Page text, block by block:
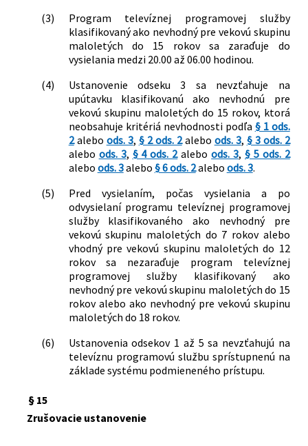
(3)
Program televíznej programovej služby
klasifikovaný ako nevhodný pre vekovú skupinu
maloletých do 15 rokov sa zaraďuje do
vysielania medzi 20.00 až 06.00 hodinou.
(4)
Ustanovenie odseku 3 sa nevzťahuje na
upútavku klasifikovanú ako nevhodnú pre
vekovú skupinu maloletých do 15 rokov, ktorá
neobsahuje kritériá nevhodnosti podľa § 1 ods.
2alebo ods. 3, § 2 ods. 2alebo ods. 3, § 3 ods. 2
alebo ods. 3, § 4 ods. 2aleboods. 3,§ 5 ods. 2
alebo ods. 3alebo § 6 ods. 2alebo ods. 3.
(5)
Pred vysielaním, počas vysielania a po
odvysielaní programu televíznej programovej
služby klasifikovaného ako nevhodný pre
vekovú skupinu maloletých do 7 rokov alebo
vhodný pre vekovú skupinu maloletých do 12
rokov sa nezaraďuje program televíznej
programovej služby klasifikovaný ako
nevhodný pre vekovú skupinu maloletých do 15
rokov alebo ako nevhodný pre vekovú skupinu
maloletých do 18 rokov.
(6)
Ustanovenia odsekov 1 až 5 sa nevzťahujú na
televíznu programovú službu sprístupnenú na
základe systému podmieneného prístupu.
§ 15
Zrušovacie ustanovenie